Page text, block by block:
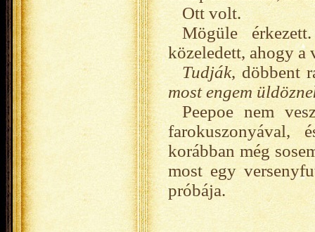
Ott volt.
Mögüle
közeledett, ahogy
Tudják, döbbent
most engem
Peepoe nem
farokuszonyával,
korábban még
most egy
próbája.